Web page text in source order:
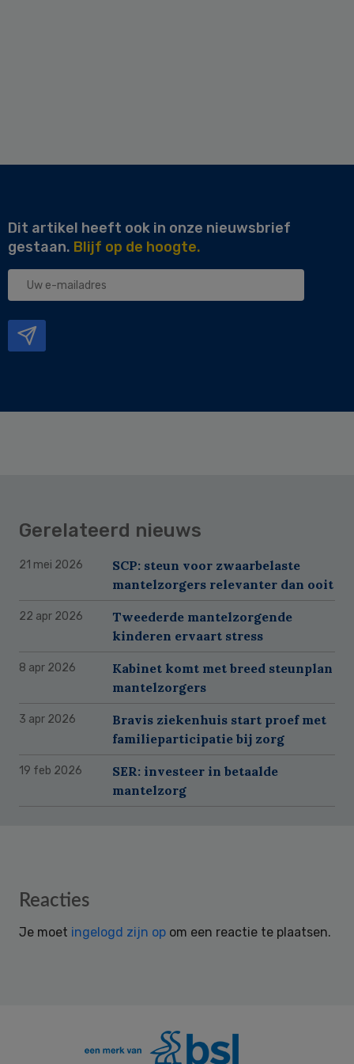
Dit artikel heeft ook in onze nieuwsbrief
gestaan. Blijf op de hoogte.
Uw
Gerelateerd nieuws
21 mei 2026
SCP: steun voor zwaarbelaste
mantelzorgers relevanter dan ooit
22 apr 2026
Tweederde mantelzorgende
kinderen ervaart stress
8 apr 2026
Kabinet komt met breed steunplan
mantelzorgers
3 apr 2026
Bravis ziekenhuis start proef met
familieparticipatie bij zorg
19 feb 2026
SER: investeer in betaalde
mantelzorg
Reader
Reacties
Je moet ingelogd zijn op om een reactie te plaatsen.